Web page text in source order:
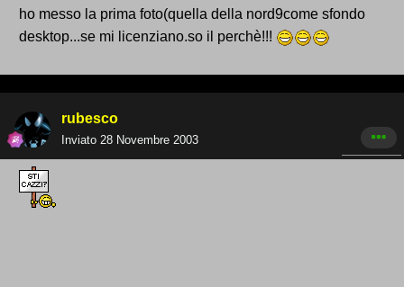
ho messo la prima foto(quella della nord9come sfondo
desktop...se mi licenziano.so il perchè!!!
rubesco
Inviato 28 Novembre 2003